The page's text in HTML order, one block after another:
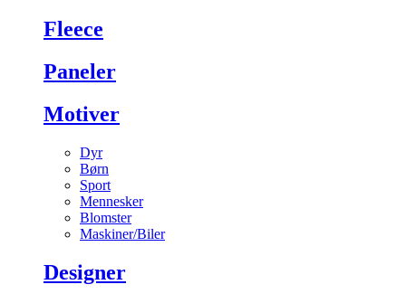
Fleece
Paneler
Motiver
Dyr
Børn
Sport
Mennesker
Blomster
Maskiner/Biler
Designer